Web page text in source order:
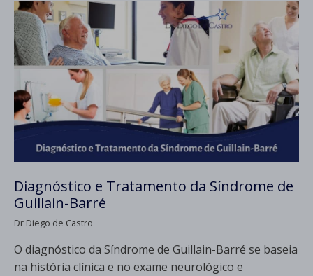
Diagnóstico e Tratamento da Síndrome de
Guillain-Barré
Dr Diego de Castro
O diagnóstico da Síndrome de Guillain-Barré se baseia
na história clínica e no exame neurológico e